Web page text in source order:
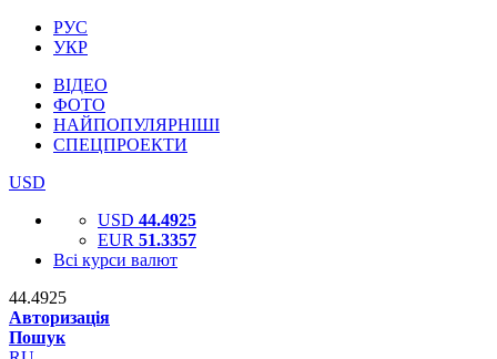
РУС
УКР
ВІДЕО
ФОТО
НАЙПОПУЛЯРНІШІ
СПЕЦПРОЕКТИ
USD
USD 44.4925
EUR 51.3357
Всі курси валют
44.4925
Авторизація
Пошук